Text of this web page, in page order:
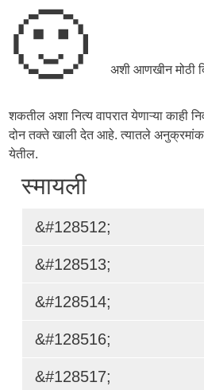
🙂अशी आणखीन मोठी
शकतील अशा नित्य वापरात येणाऱ्या काही
दोन तक्ते खाली देत आहे. त्यातले
येतील.
स्मायली
&#128512;
&#128513;
&#128514;
&#128516;
&#128517;